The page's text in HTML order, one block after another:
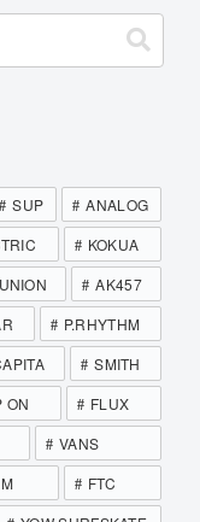
SUP
ANALOG
KOKUA
UNION
AK457
P.RHYTHM
SMITH
ON
FLUX
VANS
FTC